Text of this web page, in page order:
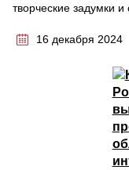
творческие задумки и
16 декабря 2024